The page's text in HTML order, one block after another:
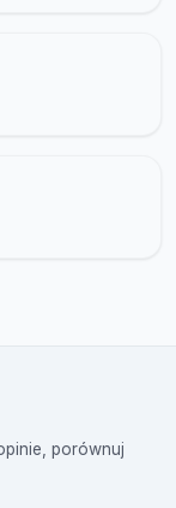
porównuj